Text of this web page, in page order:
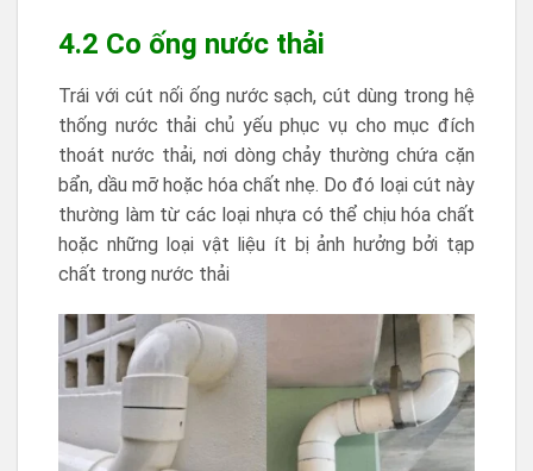
4.2 Co ống nước thải
Trái với cút nối ống nước sạch, cút dùng trong hệ
thống nước thải chủ yếu phục vụ cho mục đích
thoát nước thải, nơi dòng chảy thường chứa cặn
bẩn, dầu mỡ hoặc hóa chất nhẹ. Do đó loại cút này
thường làm từ các loại nhựa có thể chịu hóa chất
hoặc những loại vật liệu ít bị ảnh hưởng bởi tạp
chất trong nước thải